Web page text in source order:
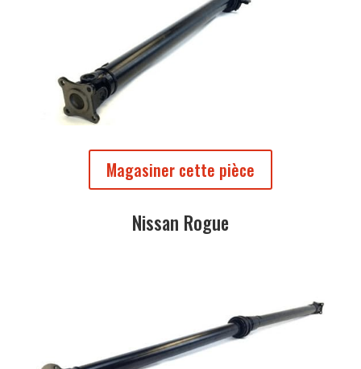
Magasiner cette pièce
Nissan Rogue